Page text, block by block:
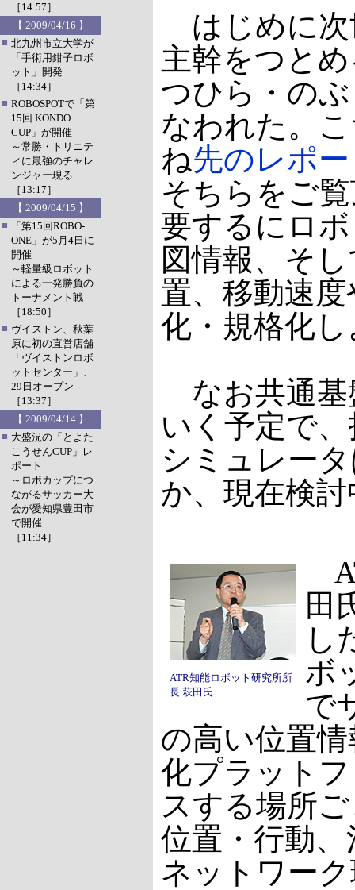
［14:57］
【 2009/04/16 】
■ 北九州市立大学が
「手術用鉗子ロボ
ット」開発
［14:34］
■ ROBOSPOTで「第
15回 KONDO
CUP」が開催
～常勝・トリニテ
ィに最強のチャレ
ンジャー現る
［13:17］
【 2009/04/15 】
■
「第15回ROBO-
ONE」が5月4日に
開催
～軽量級ロボット
による一発勝負の
トーナメント戦
［18:50］
■ ヴイストン、秋葉
原に初の直営店舗
「ヴイストンロボ
ットセンター」、
29日オープン
［13:37］
【 2009/04/14 】
■ 大盛況の「とよた
こうせんCUP」レ
ポート
～ロボカップにつ
ながるサッカー大
会が愛知県豊田市
で開催
［11:34］
はじめに次
主幹をつと
つひら・の
なわれた。
ね先のレポ
そちらをご
要するにロ
図情報、そ
置、移動速
化・規格化
なお共通基
いく予定で
シミュレー
か、現在検
ATR知能ロボット研究所所
長 萩田氏
田
し
ボ
で
の高い位置
化プラット
スする場所
位置・行動
ネットワー